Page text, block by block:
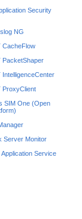
Security
NG
CacheFlow
PacketShaper
IntelligenceCenter
ProxyClient
SIM One (Open
Server Monitor
Service